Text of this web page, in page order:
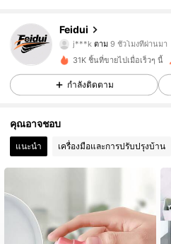
Feidui
j***k ตาม
4.71
2.6K ผู้ติดตาม
4.71 2.6K ผู้ติดตาม
4.71 2.6K ผู้ติดตาม
4.71 2.6K ผู้ติดตาม
31K ชิ้นที่ขายไปเมื่อเร็วๆ นี้
กำลังติดตาม
คุณอาจชอบ
แนะนำ เครื่องมือและการปรับปรุงบ้าน